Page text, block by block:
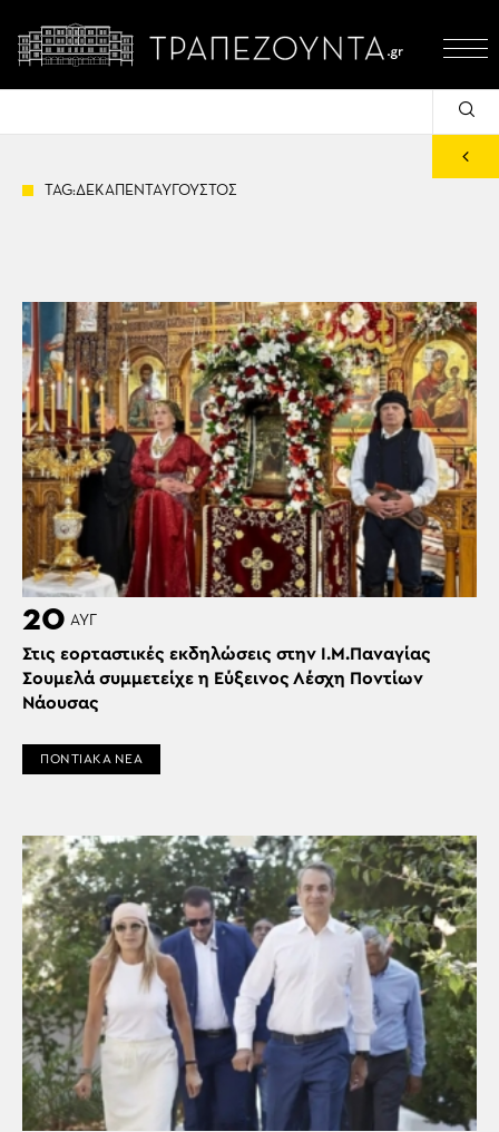
TAG:ΔΕΚΑΠΕΝΤΑΥΓΟΥΣΤΟΣ
20 ΑΥΓ
Στις εορταστικές εκδηλώσεις στην Ι.Μ.Παναγίας
Σουμελά συμμετείχε η Εύξεινος Λέσχη Ποντίων
Νάουσας
ΠΟΝΤΙΑΚΑ ΝΕΑ